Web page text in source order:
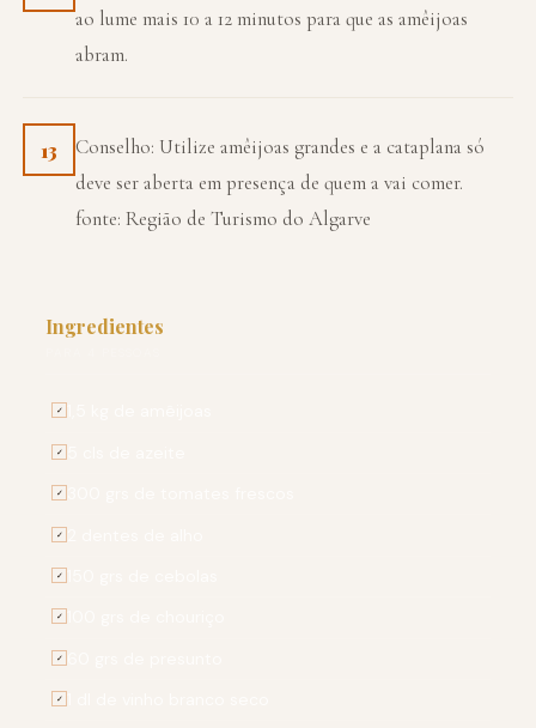
ao lume mais 10 a 12 minutos para que as amêijoas
abram.
13
Conselho: Utilize amêijoas grandes e a cataplana só
deve ser aberta em presença de quem a vai comer.
fonte: Região de Turismo do Algarve
Ingredientes
✓
✓
✓
✓
✓
✓
✓
✓